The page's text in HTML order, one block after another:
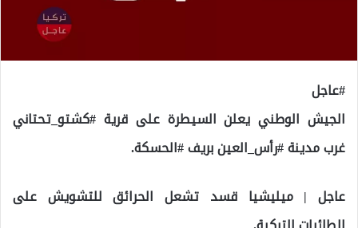
#عاجل
الجيش الوطني يعلن السيطرة على قرية #كشتو_تحتاني
غرب مدينة #رأس_العين بريف #الحسكة.
عاجل | ميليشيا قسد تشعل الحرائق للتشويش على